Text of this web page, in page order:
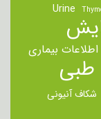
Urine
اطلاعات بیماری
شکاف آنیونی